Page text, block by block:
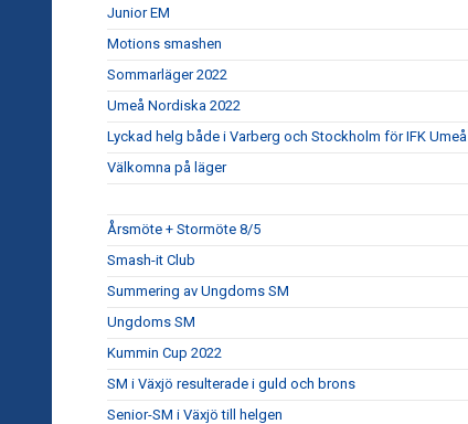
Junior EM
Motions smashen
Sommarläger 2022
Umeå Nordiska 2022
Lyckad helg både i Varberg och Stockholm för IFK Umeå
Välkomna på läger
Årsmöte + Stormöte 8/5
Smash-it Club
Summering av Ungdoms SM
Ungdoms SM
Kummin Cup 2022
SM i Växjö resulterade i guld och brons
Senior-SM i Växjö till helgen